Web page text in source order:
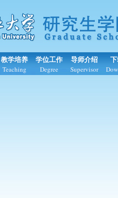
教学培养
Teaching
学位工作
Degree
导师介绍
Supervisor